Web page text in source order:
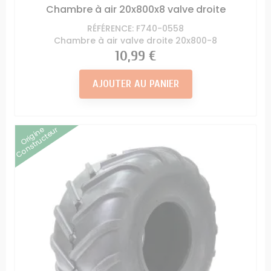
Chambre à air 20x800x8 valve droite
RÉFÉRENCE: F740-0558
Chambre à air valve droite 20x800-8
Prix
10,99 €
AJOUTER AU PANIER
Origine
Constructeur